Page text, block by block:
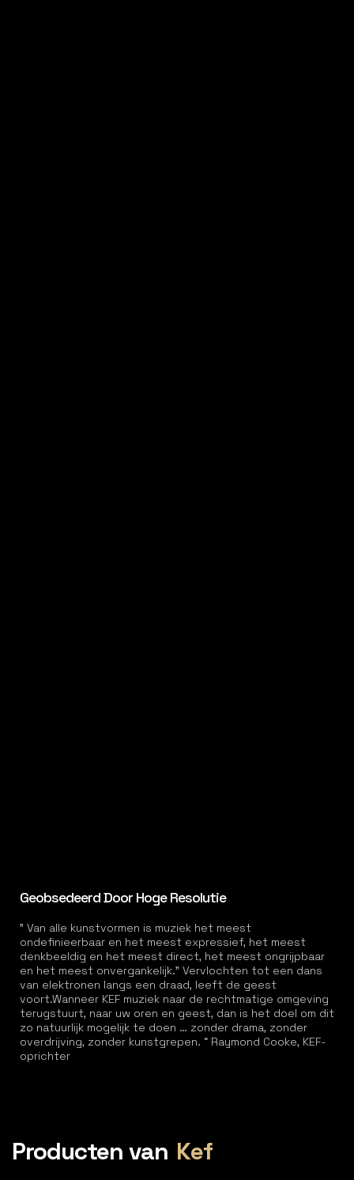
Geobsedeerd Door Hoge Resolutie
” Van alle kunstvormen is muziek het meest
ondefinieerbaar en het meest expressief, het meest
denkbeeldig en het meest direct, het meest ongrijpbaar
en het meest onvergankelijk." Vervlochten tot een dans
van elektronen langs een draad, leeft de geest
voort.Wanneer KEF muziek naar de rechtmatige omgeving
terugstuurt, naar uw oren en geest, dan is het doel om dit
zo natuurlijk mogelijk te doen … zonder drama, zonder
overdrijving, zonder kunstgrepen. “ Raymond Cooke, KEF-
oprichter
Producten van Kef